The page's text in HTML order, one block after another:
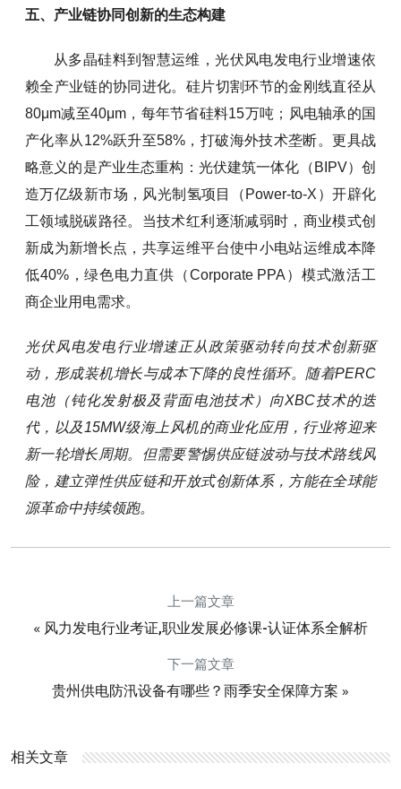
五、产业链协同创新的生态构建
从多晶硅料到智慧运维，光伏风电发电行业增速依
赖全产业链的协同进化。硅片切割环节的金刚线直径从
80μm减至40μm，每年节省硅料15万吨；风电轴承的国
产化率从12%跃升至58%，打破海外技术垄断。更具战
略意义的是产业生态重构：光伏建筑一体化（BIPV）创
造万亿级新市场，风光制氢项目（Power-to-X）开辟化
工领域脱碳路径。当技术红利逐渐减弱时，商业模式创
新成为新增长点，共享运维平台使中小电站运维成本降
低40%，绿色电力直供（Corporate PPA）模式激活工
商企业用电需求。
光伏风电发电行业增速正从政策驱动转向技术创新驱
动，形成装机增长与成本下降的良性循环。随着PERC
电池（钝化发射极及背面电池技术）向XBC技术的迭
代，以及15MW级海上风机的商业化应用，行业将迎来
新一轮增长周期。但需要警惕供应链波动与技术路线风
险，建立弹性供应链和开放式创新体系，方能在全球能
源革命中持续领跑。
上一篇文章
« 风力发电行业考证,职业发展必修课-认证体系全解析
下一篇文章
贵州供电防汛设备有哪些？雨季安全保障方案 »
相关文章